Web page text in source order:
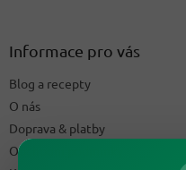
Informace pro vás
Blog a recepty
O nás
Doprava & platby
Obchodní podmínky